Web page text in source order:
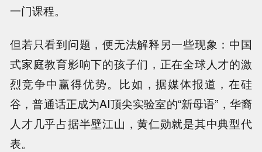
一门课程。
但若只看到问题，便无法解释另一些现象：中国
式家庭教育影响下的孩子们，正在全球人才的激
烈竞争中赢得优势。比如，据媒体报道，在硅
谷，普通话正成为AI顶尖实验室的“新母语”，华裔
人才几乎占据半壁江山，黄仁勋就是其中典型代
表。